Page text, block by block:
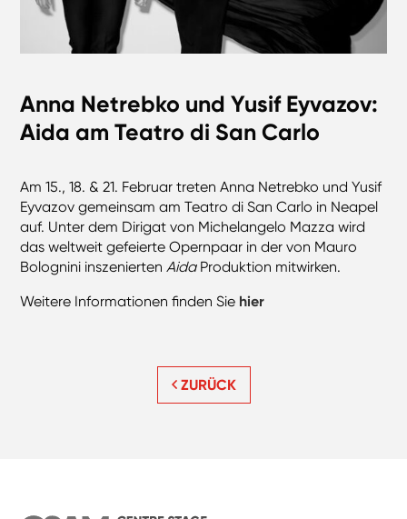
Anna Netrebko und Yusif Eyvazov:
Aida am Teatro di San Carlo
Am 15., 18. & 21. Februar treten Anna Netrebko und Yusif
Eyvazov gemeinsam am Teatro di San Carlo in Neapel
auf. Unter dem Dirigat von Michelangelo Mazza wird
das weltweit gefeierte Opernpaar in der von Mauro
Bolognini inszeniertenAidaProduktion mitwirken.
Weitere Informationen finden Sie hier
ZURÜCK